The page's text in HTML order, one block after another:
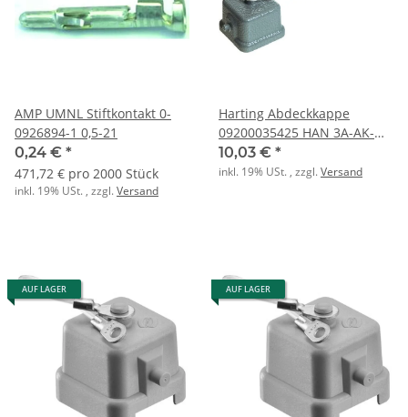
AMP UMNL Stiftkontakt 0-
0926894-1 0,5-21
0,24 € *
471,72 € pro 2000 Stück
inkl. 19% USt. , zzgl.Versand
Harting Abdeckkappe
09200035425 HAN 3A-AK-
Dichtung
10,03 € *
inkl. 19% USt. , zzgl.Versand
AUF LAGER AUF LAGER